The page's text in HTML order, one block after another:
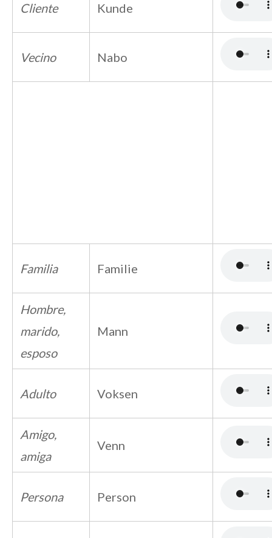
Cliente Kunde
Vecino Nabo
Familia Familie
Hombre,
marido,
esposo
Mann
Adulto Voksen
Amigo,
amiga
Venn
Persona Person